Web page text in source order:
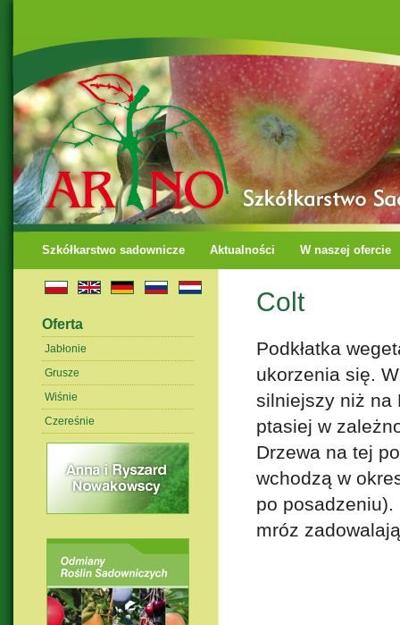
Szkółkarstwo sadownicze Aktualności W naszej ofercie
Oferta
Jabłonie
Grusze
Wiśnie
Czereśnie
Colt
Podkłatka
ukorzenia się.
silniejszy niż na
ptasiej w
Drzewa na tej
wchodzą w
po posadzeniu).
mróz